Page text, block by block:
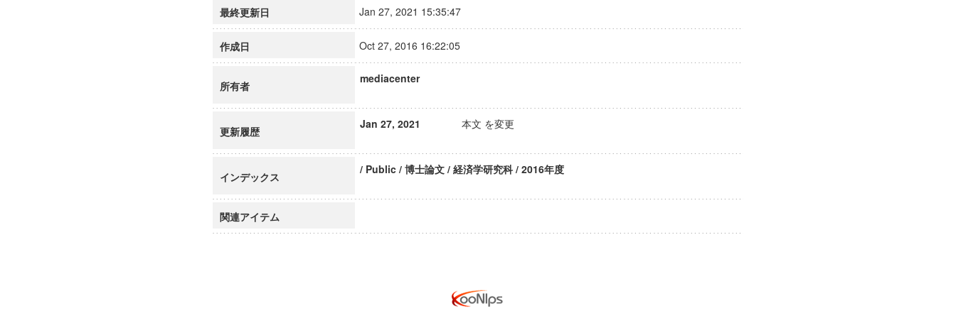
最終更新日 Jan 27, 2021 15:35:47
作成日 Oct 27, 2016 16:22:05
所有者
mediacenter
更新履歴
Jan 27, 2021 本文 を変更
インデックス
/ Public / 博士論文 / 経済学研究科 / 2016年度
関連アイテム